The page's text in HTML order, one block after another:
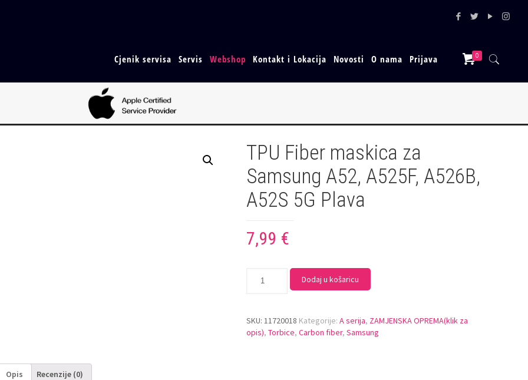
Cjenik servisa Servis Webshop Kontakt i Lokacija Novosti O nama Prijava 0
TPU Fiber maskica za
Samsung A52, A525F, A526B,
A52S 5G Plava
7,99 €
Dodaj u košaricu
SKU:11720018 Kategorije:A serija, ZAMJENSKA OPREMA(klik za
opis),Torbice,Carbon fiber,Samsung
Opis Recenzije (0)